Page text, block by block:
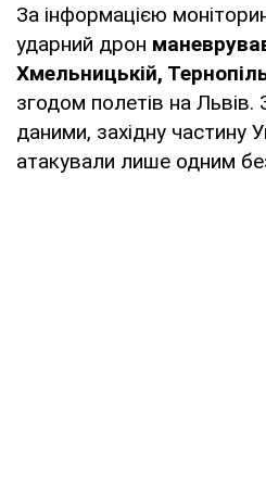
За інформацією
ударний дрон
Хмельницькій,
згодом полетів на Львів.
даними, західну частину
атакували лише одним